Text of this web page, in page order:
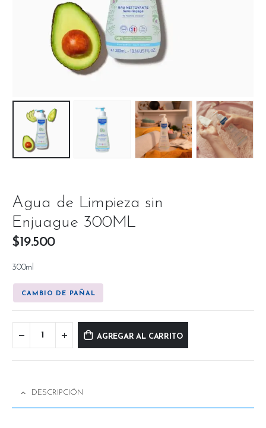
Agua de Limpieza sin
Enjuague 300ML
$19.500
300ml
CAMBIO DE PAÑAL
AGREGAR AL CARRITO
DESCRIPCIÓN